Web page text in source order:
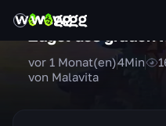
von Malavita
vor 1 Monat(en)4Min